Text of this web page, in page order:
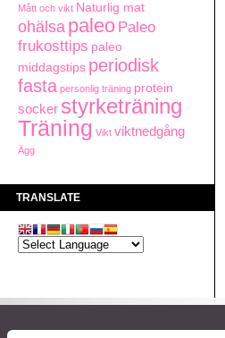
Mått och vikt Naturlig mat
ohälsa paleo Paleo
frukosttips paleo
middagstips periodisk
fasta personlig träning protein
socker styrketräning
Träning Vikt viktnedgång
Ägg
TRANSLATE